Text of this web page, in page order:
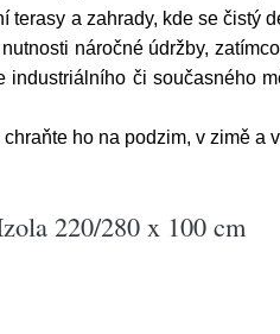
a zahrady, kde se čistý
náročné údržby,
či současného
ho na podzim, v zimě a
220/280 x 100 cm